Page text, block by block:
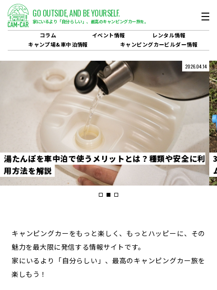
GO OUTSIDE,AND BE YOURSELF.
家にいるより「自分らしい」、 最高のキャンピングカー旅を。
コラム イベント情報 レンタル情報
キャンプ場&車中泊情報 キャンピングカービルダー情報
2026.04.14
湯たんぽを車中泊で使うメ リ ッ トとは ？ 種類や安全に利
用方法を解説
キャンピングカーをもっと楽しく、もっとハッピーに、その
魅力を最大限に発信する情報サイトです。
家にいるより「自分らしい」、最高のキャンピングカー旅を
楽しもう！